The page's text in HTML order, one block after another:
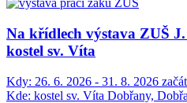
Na křídlech výstava ZUŠ
kostel sv. Víta
Kdy: 26. 6. 2026 - 31. 8. 2026
Kde: kostel sv. Víta Dobřany,